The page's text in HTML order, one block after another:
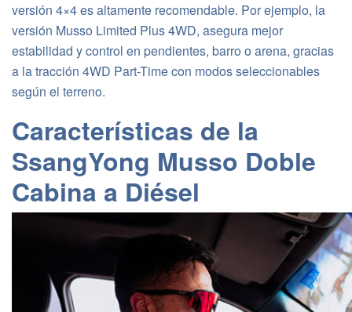
versión 4×4 es altamente recomendable​. Por ejemplo, la
versión Musso Limited Plus 4WD, asegura mejor
estabilidad y control en pendientes, barro o arena, gracias
a la tracción 4WD Part-Time con modos seleccionables
según el terreno.
Características de la
SsangYong Musso Doble
Cabina a Diésel